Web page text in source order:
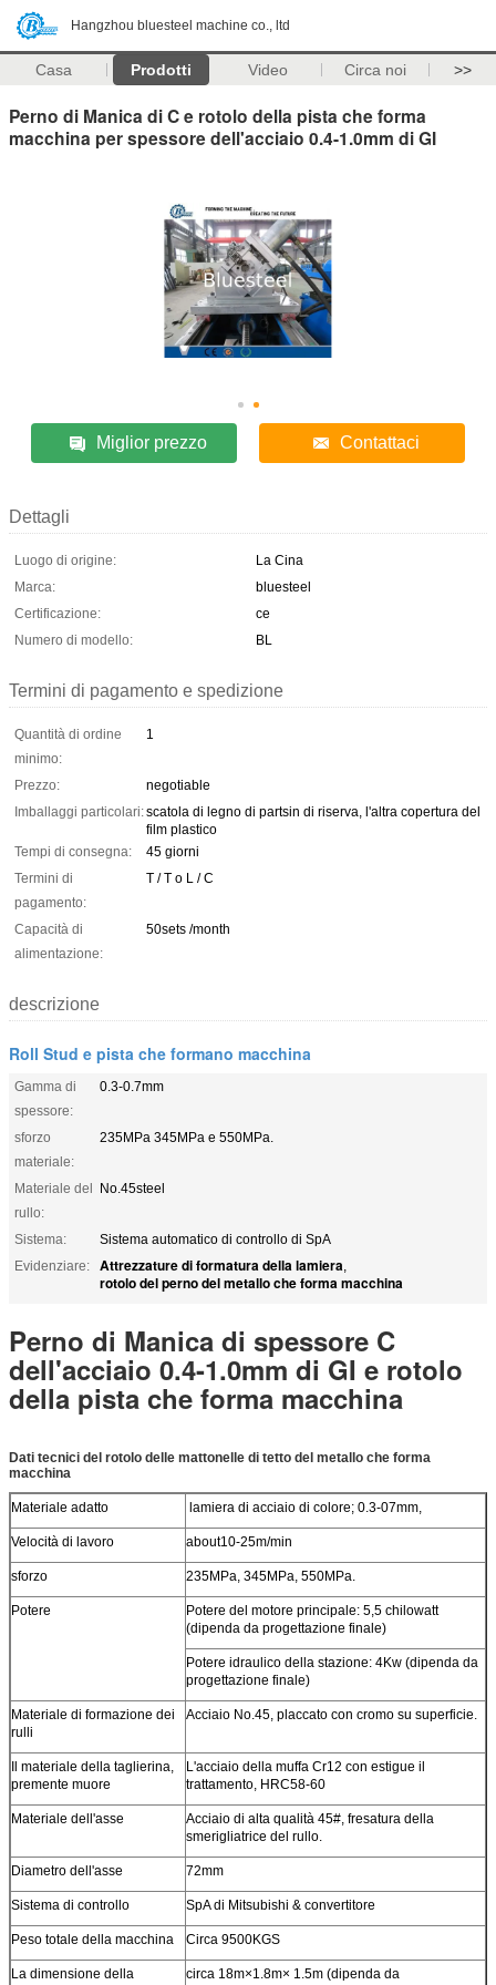
Hangzhou bluesteel machine co., ltd
Casa Prodotti Video Circa noi >>
Perno di Manica di C e rotolo della pista che forma
macchina per spessore dell'acciaio 0.4-1.0mm di GI
Miglior prezzo Contattaci
Dettagli
Luogo di origine:
La Cina
Marca:
bluesteel
Certificazione:
ce
Numero di modello:
BL
Termini di pagamento e spedizione
Quantità di ordine
minimo:
1
Prezzo:
negotiable
Imballaggi particolari:scatola di legno di partsin di riserva, l'altra copertura del
film plastico
Tempi di consegna:
45 giorni
Termini di
pagamento:
T / T o L / C
Capacità di
alimentazione:
50sets /month
descrizione
Roll Stud e pista che formano macchina
Gamma di
spessore:
0.3-0.7mm
sforzo
materiale:
235MPa 345MPa e 550MPa.
Materiale del
rullo:
No.45steel
Sistema:
Sistema automatico di controllo di SpA
Evidenziare:
Attrezzature di formatura della lamiera,
rotolo del perno del metallo che forma macchina
Perno di Manica di spessore C
dell'acciaio 0.4-1.0mm di GI e rotolo
della pista che forma macchina
Dati tecnici del rotolo delle mattonelle di tetto del metallo che forma
macchina
Materiale adatto lamiera di acciaio di colore; 0.3-07mm,
Velocità di lavoro about10-25m/min
sforzo 235MPa, 345MPa, 550MPa.
Potere
Potere del motore principale: 5,5 chilowatt
(dipenda da progettazione finale)
Potere idraulico della stazione: 4Kw (dipenda da
progettazione finale)
Materiale di formazione dei
rulli
Acciaio No.45, placcato con cromo su superficie.
Il materiale della taglierina,
premente muore
L'acciaio della muffa Cr12 con estigue il
trattamento, HRC58-60
Materiale dell'asse
Acciaio di alta qualità 45#, fresatura della
smerigliatrice del rullo.
Diametro dell'asse 72mm
Sistema di controllo SpA di Mitsubishi & convertitore
Peso totale della macchina Circa 9500KGS
La dimensione della
circa 18m×1.8m× 1.5m (dipenda da